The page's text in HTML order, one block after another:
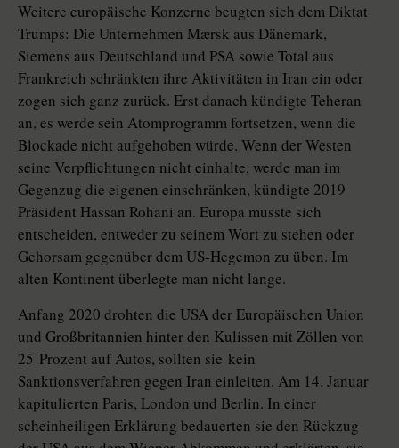
Weitere europäische Konzerne beugten sich dem Diktat
Trumps: Die Unternehmen Mærsk aus Dänemark,
Siemens aus Deutschland und PSA sowie Total aus
Frankreich schränkten ihre Aktivitäten in Iran ein oder
zogen sich ganz zurück. Erst danach kündigte Teheran
an, es werde sein Atomprogramm fortsetzen, wenn die
Blockade nicht aufgehoben würde. Wenn der Westen
seine Verpflichtungen nicht einhalte, werde man im
Gegenzug die eigenen einschränken, kündigte 2019
Präsident Hassan Rohani an. Europa musste sich
entscheiden, entweder zu seinem Wort zu stehen oder
Gehorsam gegenüber dem US-Hegemon zu üben. Im
alten Kontinent überlegte man nicht lange.
Anfang 2020 drohten die USA der Europäischen Union
und Großbritan­nien hinter den Kulissen mit Zöllen von
25 Prozent auf Autos, sollten sie kein
Sanktionsverfahren gegen Iran einleiten. Am 14. Januar
kapitulierten Paris, London und Berlin. In einer
scheinheiligen Erklärung bedauerten sie den Rückzug